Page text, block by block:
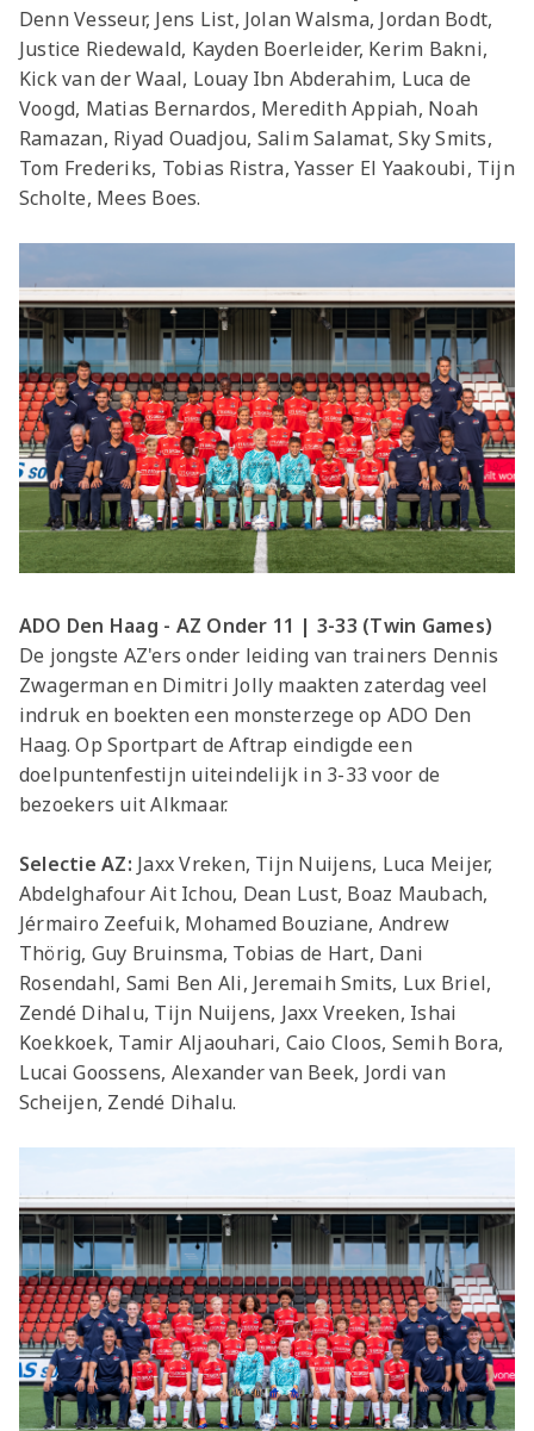
Denn Vesseur, Jens List, Jolan Walsma, Jordan Bodt,
Justice Riedewald, Kayden Boerleider, Kerim Bakni,
Kick van der Waal, Louay Ibn Abderahim, Luca de
Voogd, Matias Bernardos, Meredith Appiah, Noah
Ramazan, Riyad Ouadjou, Salim Salamat, Sky Smits,
Tom Frederiks, Tobias Ristra, Yasser El Yaakoubi, Tijn
Scholte, Mees Boes.
ADO Den Haag - AZ Onder 11 | 3-33 (Twin Games)
De jongste AZ'ers onder leiding van trainers Dennis
Zwagerman en Dimitri Jolly maakten zaterdag veel
indruk en boekten een monsterzege op ADO Den
Haag. Op Sportpart de Aftrap eindigde een
doelpuntenfestijn uiteindelijk in 3-33 voor de
bezoekers uit Alkmaar.
Selectie AZ: Jaxx Vreken, Tijn Nuijens, Luca Meijer,
Abdelghafour Ait Ichou, Dean Lust, Boaz Maubach,
Jérmairo Zeefuik, Mohamed Bouziane, Andrew
Thörig, Guy Bruinsma, Tobias de Hart, Dani
Rosendahl, Sami Ben Ali, Jeremaih Smits, Lux Briel,
Zendé Dihalu, Tijn Nuijens, Jaxx Vreeken, Ishai
Koekkoek, Tamir Aljaouhari, Caio Cloos, Semih Bora,
Lucai Goossens, Alexander van Beek, Jordi van
Scheijen, Zendé Dihalu.